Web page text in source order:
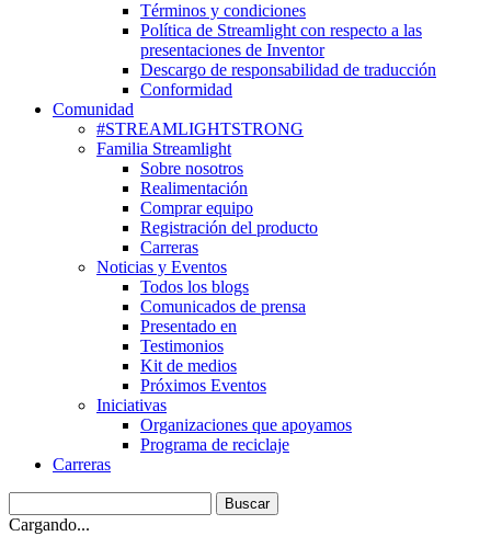
Términos y condiciones
Política de Streamlight con respecto a las
presentaciones de Inventor
Descargo de responsabilidad de traducción
Conformidad
Comunidad
#STREAMLIGHTSTRONG
Familia Streamlight
Sobre nosotros
Realimentación
Comprar equipo
Registración del producto
Carreras
Noticias y Eventos
Todos los blogs
Comunicados de prensa
Presentado en
Testimonios
Kit de medios
Próximos Eventos
Iniciativas
Organizaciones que apoyamos
Programa de reciclaje
Carreras
Cargando...